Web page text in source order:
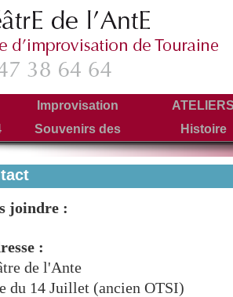
Improvisation
Souvenirs des
Tournées
Histoire
joindre :
:
de l'Ante
du 14 Juillet (ancien OTSI)